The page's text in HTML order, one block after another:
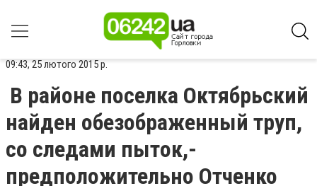
09:43, 25 лютого 2015 р.
В районе поселка Октябрьский
найден обезображенный труп,
со следами пыток,-
предположительно Отченко